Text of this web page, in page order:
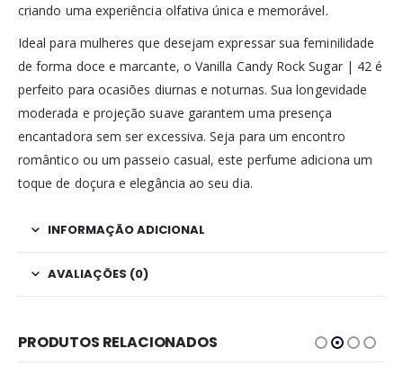
criando uma experiência olfativa única e memorável.​
Ideal para mulheres que desejam expressar sua feminilidade
de forma doce e marcante, o Vanilla Candy Rock Sugar | 42 é
perfeito para ocasiões diurnas e noturnas. Sua longevidade
moderada e projeção suave garantem uma presença
encantadora sem ser excessiva. Seja para um encontro
romântico ou um passeio casual, este perfume adiciona um
toque de doçura e elegância ao seu dia.​
INFORMAÇÃO ADICIONAL
AVALIAÇÕES (0)
PRODUTOS RELACIONADOS